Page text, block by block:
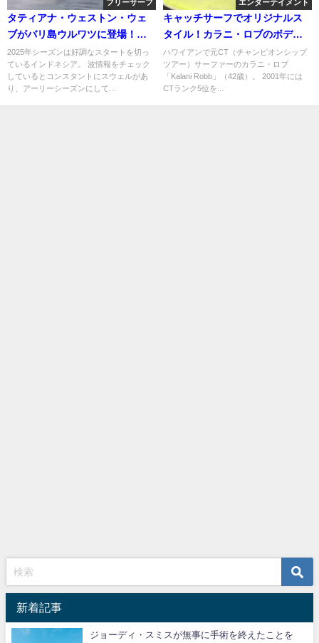
フリーサーフ
タティアナ・ウェストン・ウェ
ブがバリ島ウルワツに登場！フ
リーサーフィン動画
2025年シーズンは好調なスタートを切っ
ているインドネシア。 波情報をチェック
しているとコンスタントにスウェルがあ
り、アーリーシーズンにして...
エンターテイメント
キャッチサーフでオリジナルス
タイル！カラニ・ロブのボディ
ボード動画
ハワイアンで元CT（チャンピオンシップ
ツアー）サーファーのカラニ・ロブ
「Kalani Robb」（42歳）。 2001年には
CTランク5位を...
新着記事
ジョーディ・スミスが無事に手術を終えたことを